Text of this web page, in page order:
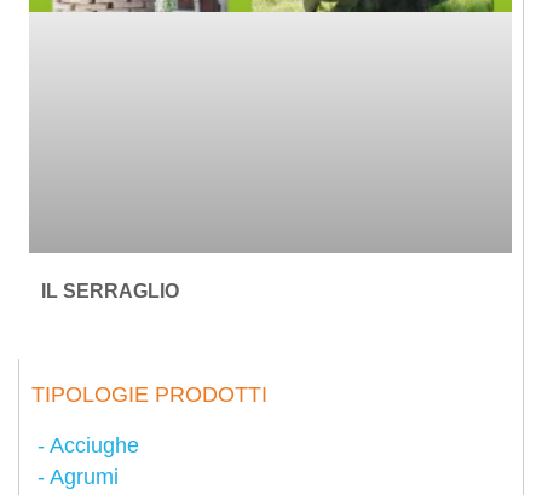
TIPOLOGIE PRODOTTI
Acciughe
Agrumi
IL SERRAGLIO